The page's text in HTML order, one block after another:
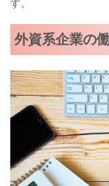
す。
外資系企業の